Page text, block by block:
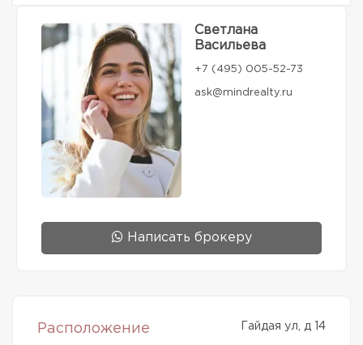
Светлана
Васильева
+7 (495) 005-52-73
ask@mindrealty.ru
Написать брокеру
Расположение Гайдая ул, д 14